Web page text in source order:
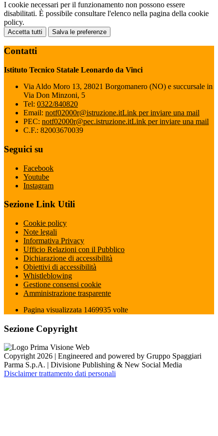
I cookie necessari per il funzionamento non possono essere
disabilitati. È possibile consultare l'elenco nella pagina della cookie
policy.
Accetta tutti Salva le preferenze
Contatti
Istituto Tecnico Statale Leonardo da Vinci
Via Aldo Moro 13, 28021 Borgomanero (NO) e succursale in
Via Don Minzoni, 5
Tel: 0322/840820
Email: notf02000r@istruzione.itLink per inviare una mail
PEC: notf02000r@pec.istruzione.itLink per inviare una mail
C.F.: 82003670039
Seguici su
Facebook
Youtube
Instagram
Sezione Link Utili
Cookie policy
Note legali
Informativa Privacy
Ufficio Relazioni con il Pubblico
Dichiarazione di accessibilità
Obiettivi di accessibilità
Whistleblowing
Gestione consensi cookie
Amministrazione trasparente
Pagina visualizzata 1469935 volte
Sezione Copyright
Copyright 2026 | Engineered and powered by Gruppo Spaggiari
Parma S.p.A. | Divisione Publishing & New Social Media
Disclaimer trattamento dati personali